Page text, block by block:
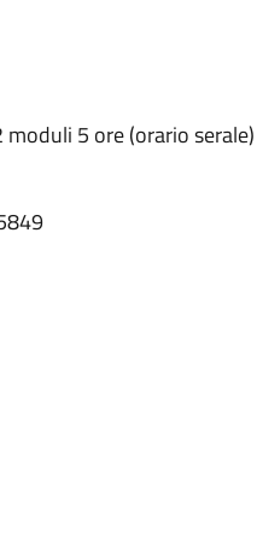
moduli 5 ore (orario serale)